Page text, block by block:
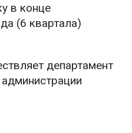
в конце
(6 квартала)
департамент